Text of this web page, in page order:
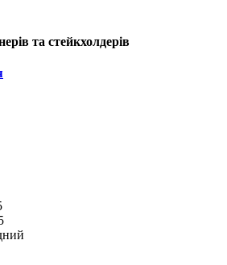
та стейкхолдерів